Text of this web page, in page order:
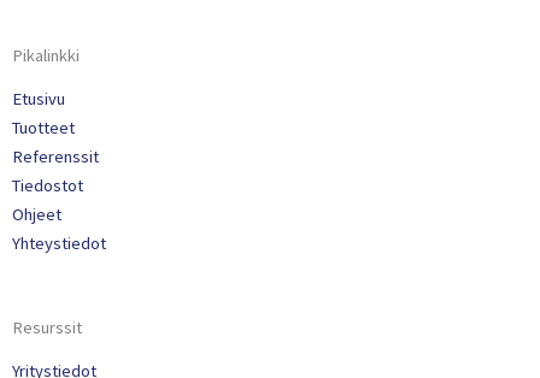
Pikalinkki
Etusivu
Tuotteet
Referenssit
Tiedostot
Ohjeet
Yhteystiedot
Resurssit
Yritystiedot